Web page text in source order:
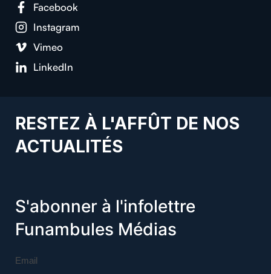
Facebook
Instagram
Vimeo
LinkedIn
RESTEZ À L'AFFÛT DE NOS
ACTUALITÉS
S'abonner à l'infolettre
Funambules Médias
Email